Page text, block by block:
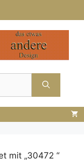
mit „30472 “